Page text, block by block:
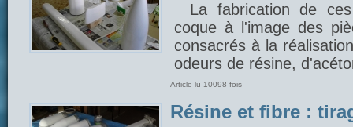
La fabrication de
coque à l'image des
consacrés à la
odeurs de résine,
Article lu 10098 fois
Résine et fibre :